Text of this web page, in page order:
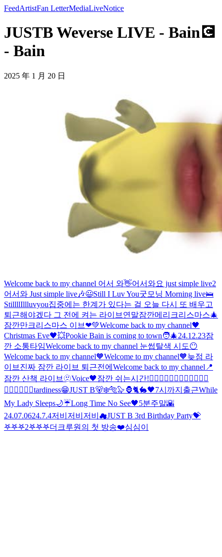
FeedArtistFan LetterMediaLiveNotice
JUSTB Weverse LIVE - Bain💽
- Bain
2025 年 1 月 20 日
Welcome back to my channel 어서 와👋어서와요 just simple live2
어서와 Just simple live🎶😃Still I Luv You굿모닝 Morning live🛌
StillllIllluvyou집중에는 한계가 있다는 걸 오늘 다시 또 배우고
퇴근해야겠다 그 전에 켜는 라이브 연말잠깐메리크리스마스🎄
잠깐만크리스마스 이브❤💚Welcome back to my channel🖤
Christmas Eve🖤💥Pookie Bain is coming to town🧑‍🎄24.12.23잠
깐 소통타임Welcome back to my channel 눈썹탈색 시도😶
Welcome back to my channel🧡Welcome to my channel🧡늦점 라
이브 진짜 잠깐 라이브 퇴근전에 Welcome back to my channel📍
잠깐 산책 라이브 🫥Voice🖤잠깐 쉬는시간!🧙‍♂️🧙‍♂️🧙‍♂️🧙‍♂️🧙‍♂️🧙‍♂️
🧙‍♂️🧙‍♂️🧙‍♂️tardiness😁JUST B🐻‍❄️🐅🦭🦍🐈🐇🖤7시까지 출근While
My Lady Sleeps🌙☔Long Time No See🖤5분주말🌇
24.07.0624.7.4저비저비저비 ☁JUST B 3rd Birthday Party💝
𖤐𖤐𖤐2𖤐𖤐𖤐더크루원의 첫 방송❤️심심이